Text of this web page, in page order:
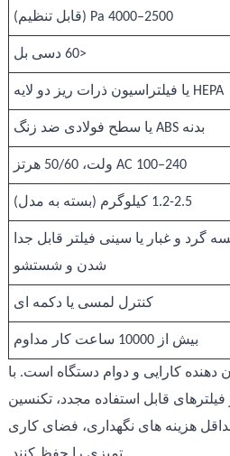
2500–4000 Pa (قابل تنظیم)
<60 دسی بل
HEPA یا فیلتراسیون ذرات ریز دو لایه
بدنه ABS یا سطح فولادی ضد زنگ
AC 100–240 ولت، 50/60 هرتز
1.2-2.5 کیلوگرم (بسته به مدل)
گرد و غبار یا سینی فیلتر قابل جدا
شدن و شستشو
کنترل لمسی یا دکمه ای
بیش از 10000 ساعت کار مداوم
کارایی و دوام دستگاه است. با
قابل استفاده مجدد، تکنسین
هزینه های نگهداری، فضای کاری